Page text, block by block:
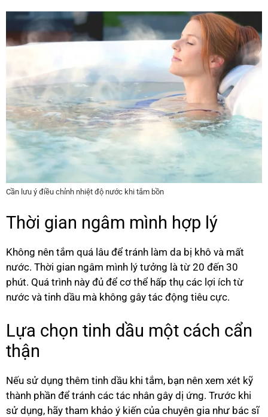
Cần lưu ý điều chỉnh nhiệt độ nước khi tắm bồn
Thời gian ngâm mình hợp lý
Không nên tắm quá lâu để tránh làm da bị khô và mất
nước. Thời gian ngâm mình lý tưởng là từ 20 đến 30
phút. Quá trình này đủ để cơ thể hấp thụ các lợi ích từ
nước và tinh dầu mà không gây tác động tiêu cực.
Lựa chọn tinh dầu một cách cẩn
thận
Nếu sử dụng thêm tinh dầu khi tắm, bạn nên xem xét kỹ
thành phần để tránh các tác nhân gây dị ứng. Trước khi
sử dụng, hãy tham khảo ý kiến của chuyên gia như bác sĩ